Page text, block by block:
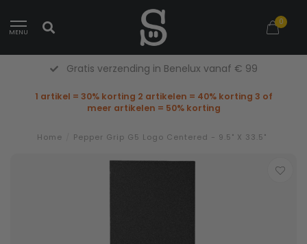
MENU
0
Gratis verzending in Benelux vanaf € 99
1 artikel = 30% korting 2 artikelen = 40% korting 3 of
meer artikelen = 50% korting
Home Pepper Grip G5 Logo Centered - 9.5" X 33.5"